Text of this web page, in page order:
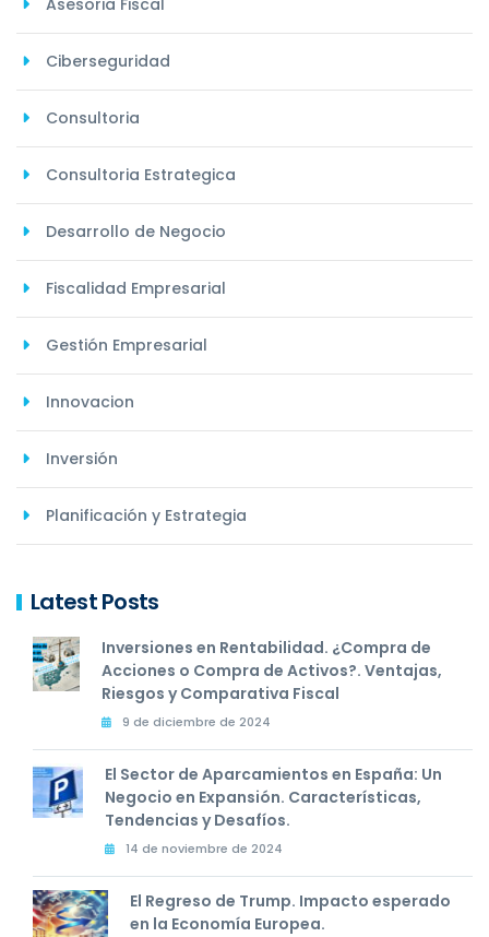
Asesoria Fiscal
Ciberseguridad
Consultoria
Consultoria Estrategica
Desarrollo de Negocio
Fiscalidad Empresarial
Gestión Empresarial
Innovacion
Inversión
Planificación y Estrategia
Latest Posts
Inversiones en Rentabilidad. ¿Compra de
Acciones o Compra de Activos?. Ventajas,
Riesgos y Comparativa Fiscal
9 de diciembre de 2024
El Sector de Aparcamientos en España: Un
Negocio en Expansión. Características,
Tendencias y Desafíos.
14 de noviembre de 2024
El Regreso de Trump. Impacto esperado
en la Economía Europea.